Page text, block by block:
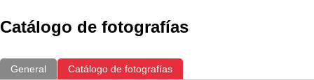
Catálogo de fotografías
General Catálogo de fotografías